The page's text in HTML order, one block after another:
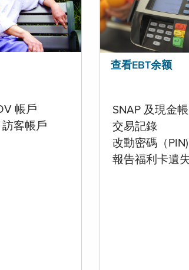
帳戶
訪客帳戶
查看EBT余额
SNAP 及現金
交易記錄
改動密碼（PIN)
報告福利卡遺